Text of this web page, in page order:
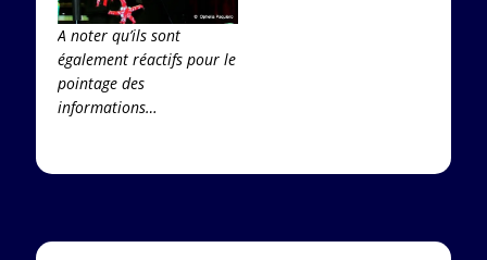
A noter qu’ils sont
également réactifs pour le
pointage des
informations…